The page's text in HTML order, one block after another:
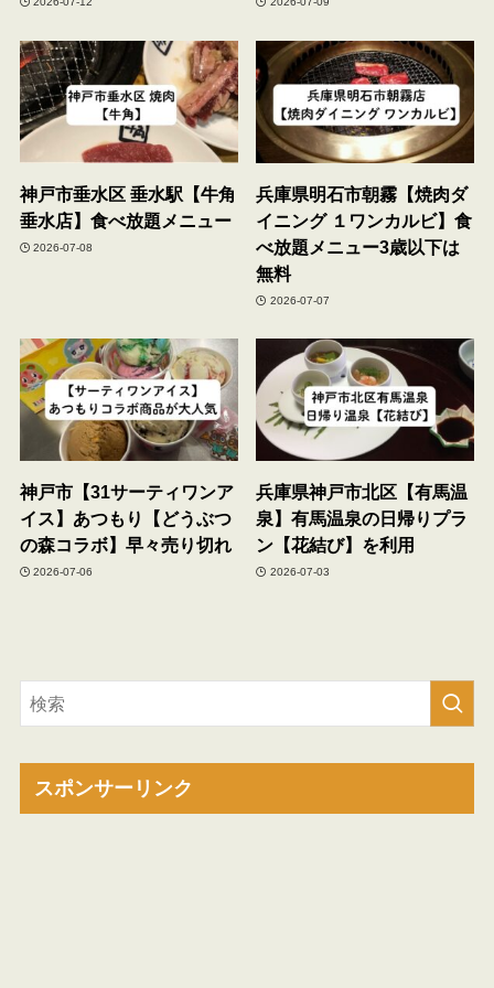
神戸市垂水区 垂水駅【牛角
垂水店】食べ放題メニュー
2026-07-08
兵庫県明石市朝霧【焼肉ダ
イニング １ワンカルビ】食
べ放題メニュー3歳以下は
無料
2026-07-07
神戸市【31サーティワンア
イス】あつもり【どうぶつ
の森コラボ】早々売り切れ
2026-07-06
兵庫県神戸市北区【有馬温
泉】有馬温泉の日帰りプラ
ン【花結び】を利用
2026-07-03
スポンサーリンク